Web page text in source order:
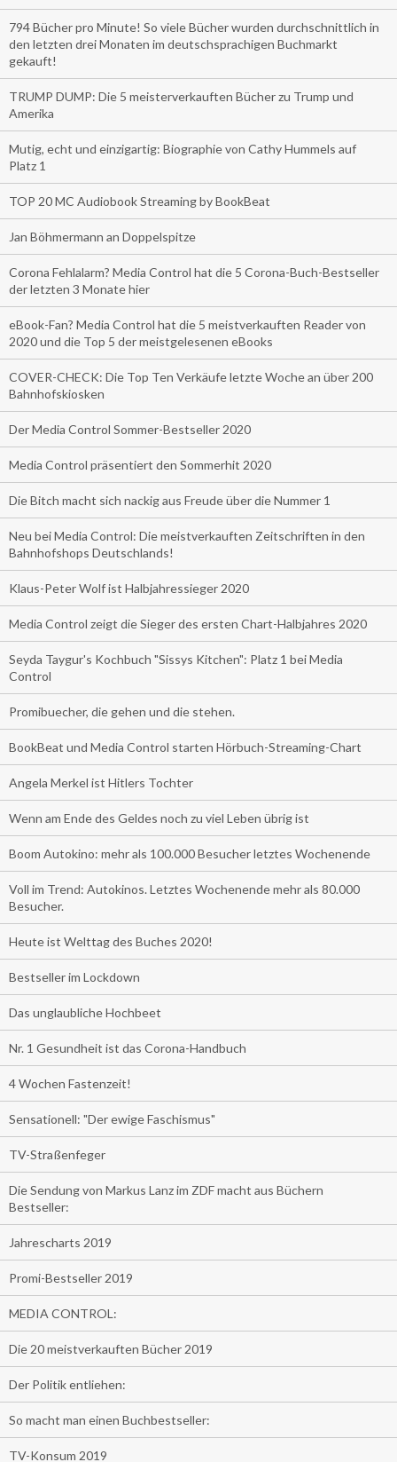
794 Bücher pro Minute! So viele Bücher wurden durchschnittlich in
den letzten drei Monaten im deutschsprachigen Buchmarkt
gekauft!
TRUMP DUMP: Die 5 meisterverkauften Bücher zu Trump und
Amerika
Mutig, echt und einzigartig: Biographie von Cathy Hummels auf
Platz 1
TOP 20 MC Audiobook Streaming by BookBeat
Jan Böhmermann an Doppelspitze
Corona Fehlalarm? Media Control hat die 5 Corona-Buch-Bestseller
der letzten 3 Monate hier
eBook-Fan? Media Control hat die 5 meistverkauften Reader von
2020 und die Top 5 der meistgelesenen eBooks
COVER-CHECK: Die Top Ten Verkäufe letzte Woche an über 200
Bahnhofskiosken
Der Media Control Sommer-Bestseller 2020
Media Control präsentiert den Sommerhit 2020
Die Bitch macht sich nackig aus Freude über die Nummer 1
Neu bei Media Control: Die meistverkauften Zeitschriften in den
Bahnhofshops Deutschlands!
Klaus-Peter Wolf ist Halbjahressieger 2020
Media Control zeigt die Sieger des ersten Chart-Halbjahres 2020
Seyda Taygur's Kochbuch "Sissys Kitchen": Platz 1 bei Media
Control
Promibuecher, die gehen und die stehen.
BookBeat und Media Control starten Hörbuch-Streaming-Chart
Angela Merkel ist Hitlers Tochter
Wenn am Ende des Geldes noch zu viel Leben übrig ist
Boom Autokino: mehr als 100.000 Besucher letztes Wochenende
Voll im Trend: Autokinos. Letztes Wochenende mehr als 80.000
Besucher.
Heute ist Welttag des Buches 2020!
Bestseller im Lockdown
Das unglaubliche Hochbeet
Nr. 1 Gesundheit ist das Corona-Handbuch
4 Wochen Fastenzeit!
Sensationell: "Der ewige Faschismus"
TV-Straßenfeger
Die Sendung von Markus Lanz im ZDF macht aus Büchern
Bestseller:
Jahrescharts 2019
Promi-Bestseller 2019
MEDIA CONTROL:
Die 20 meistverkauften Bücher 2019
Der Politik entliehen:
So macht man einen Buchbestseller:
TV-Konsum 2019